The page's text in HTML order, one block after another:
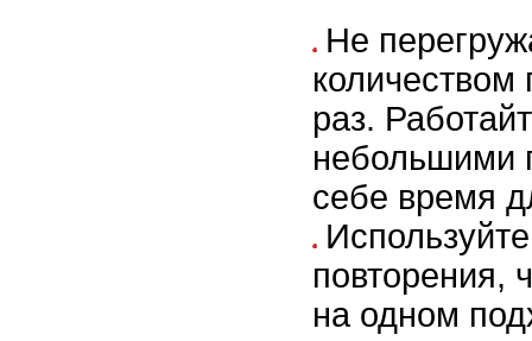
Не
количеством
раз.
небольшими
себе время
повторения,
на одном